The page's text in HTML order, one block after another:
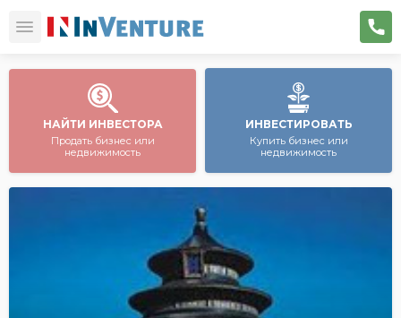
НАЙТИ ИНВЕСТОРА
Продать бизнес или
недвижимость
ИНВЕСТИРОВАТЬ
Купить бизнес или
недвижимость